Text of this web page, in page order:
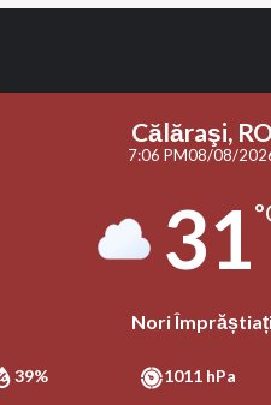
Călăraşi, RO
7:06 PM08/08/
31
Nori
39% 1011 hPa